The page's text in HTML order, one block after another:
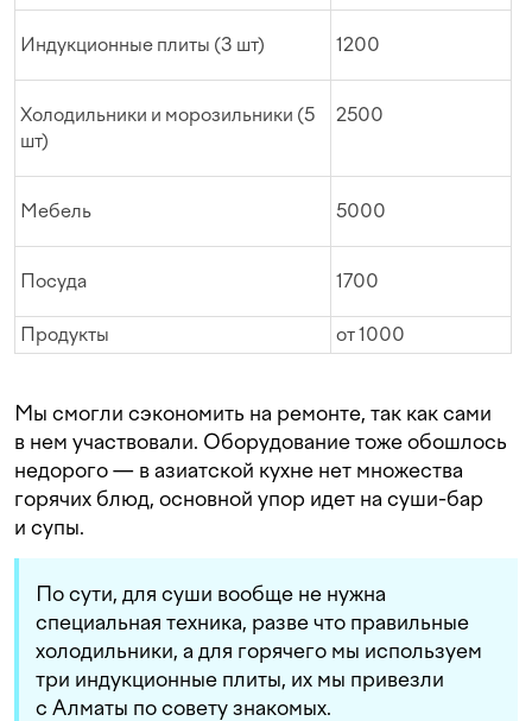
Индукционные плиты (3 шт) 1200
Холодильники и морозильники (5
шт)
2500
Мебель 5000
Посуда 1700
Продукты от 1000
Мы смогли сэкономить на ремонте, так как сами
в нем участвовали. Оборудование тоже обошлось
недорого — в азиатской кухне нет множества
горячих блюд, основной упор идет на суши-бар
и супы.
По сути, для суши вообще не нужна
специальная техника, разве что правильные
холодильники, а для горячего мы используем
три индукционные плиты, их мы привезли
с Алматы по совету знакомых.